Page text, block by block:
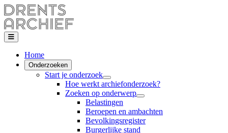
Home
Onderzoeken
Start je onderzoek
Hoe werkt archiefonderzoek?
Zoeken op onderwerp
Belastingen
Beroepen en ambachten
Bevolkingsregister
Burgerlijke stand